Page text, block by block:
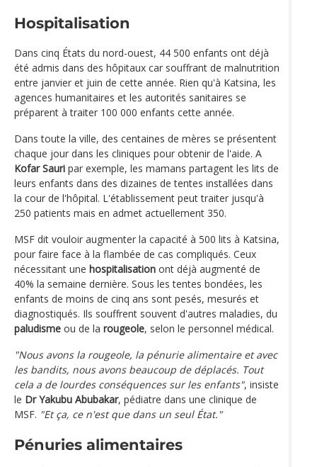
Hospitalisation
Dans cinq États du nord-ouest, 44 500 enfants ont déjà
été admis dans des hôpitaux car souffrant de malnutrition
entre janvier et juin de cette année. Rien qu'à Katsina, les
agences humanitaires et les autorités sanitaires se
préparent à traiter 100 000 enfants cette année.
Dans toute la ville, des centaines de mères se présentent
chaque jour dans les cliniques pour obtenir de l'aide. A
Kofar Sauri par exemple, les mamans partagent les lits de
leurs enfants dans des dizaines de tentes installées dans
la cour de l'hôpital. L'établissement peut traiter jusqu'à
250 patients mais en admet actuellement 350.
MSF dit vouloir augmenter la capacité à 500 lits à Katsina,
pour faire face à la flambée de cas compliqués. Ceux
nécessitant une hospitalisation ont déjà augmenté de
40% la semaine dernière. Sous les tentes bondées, les
enfants de moins de cinq ans sont pesés, mesurés et
diagnostiqués. Ils souffrent souvent d'autres maladies, du
paludisme ou de la rougeole, selon le personnel médical.
"Nous avons la rougeole, la pénurie alimentaire et avec
les bandits, nous avons beaucoup de déplacés. Tout
cela a de lourdes conséquences sur les enfants", insiste
le Dr Yakubu Abubakar, pédiatre dans une clinique de
MSF. "Et ça, ce n'est que dans un seul État."
Pénuries alimentaires